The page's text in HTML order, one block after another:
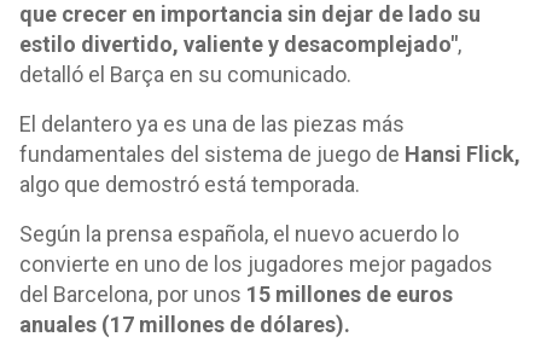
que crecer en importancia sin dejar de lado su
estilo divertido, valiente y desacomplejado",
detalló el Barça en su comunicado.
El delantero ya es una de las piezas más
fundamentales del sistema de juego de Hansi Flick,
algo que demostró está temporada.
Según la prensa española, el nuevo acuerdo lo
convierte en uno de los jugadores mejor pagados
del Barcelona, por unos 15 millones de euros
anuales (17 millones de dólares).